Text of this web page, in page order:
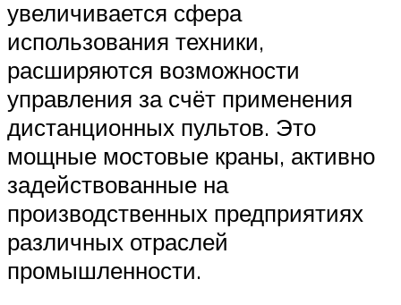
увеличивается сфера
использования техники,
расширяются возможности
управления за счёт применения
дистанционных пультов. Это
мощные мостовые краны, активно
задействованные на
производственных предприятиях
различных отраслей
промышленности.